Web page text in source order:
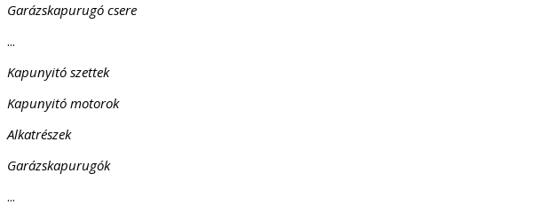
Garázskapurugó csere
...
Kapunyitó szettek
Kapunyitó motorok
Alkatrészek
Garázskapurugók
...